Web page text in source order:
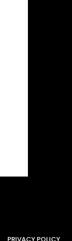
PRIVACY POLICY